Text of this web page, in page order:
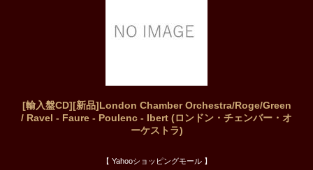
[輸入盤CD][新品]London Chamber Orchestra/Roge/Green
/ Ravel - Faure - Poulenc - Ibert (ロンドン・チェンバー・オ
ーケストラ)
【 Yahooショッピングモール 】